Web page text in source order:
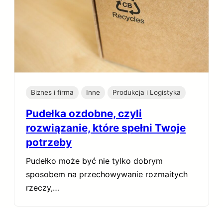
Biznes i firma Inne Produkcja i Logistyka
Pudełka ozdobne, czyli
rozwiązanie, które spełni Twoje
potrzeby
Pudełko może być nie tylko dobrym
sposobem na przechowywanie rozmaitych
rzeczy,…